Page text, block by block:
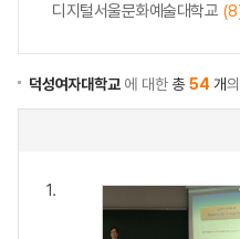
디지털서울문화예술대학교
덕성여자대학교에 대한총54 개
1.